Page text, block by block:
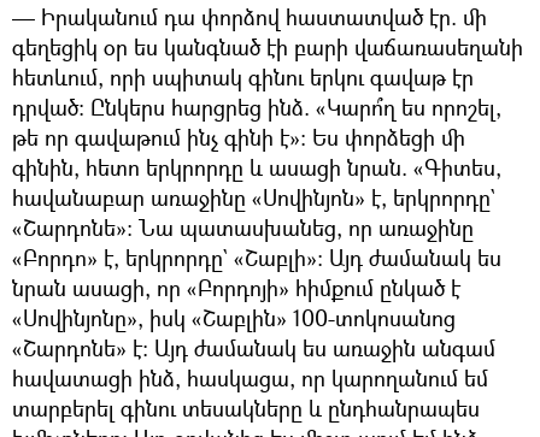
— Իրականում դա փորձով հաստատված էր. մի
գեղեցիկ օր ես կանգնած էի բարի վաճառասեղանի
հետևում, որի սպիտակ գինու երկու գավաթ էր
դրված։ Ընկերս հարցրեց ինձ. «Կարո՞ղ ես որոշել,
թե որ գավաթում ինչ գինի է»։ Ես փորձեցի մի
գինին, հետո երկրորդը և ասացի նրան. «Գիտես,
հավանաբար առաջինը «Սովինյոն» է, երկրորդը`
«Շարդոնե»։ Նա պատասխանեց, որ առաջինը
«Բորդո» է, երկրորդը` «Շաբլի»։ Այդ ժամանակ ես
նրան ասացի, որ «Բորդոյի» հիմքում ընկած է
«Սովինյոնը», իսկ «Շաբլին» 100-տոկոսանոց
«Շարդոնե» է։ Այդ ժամանակ ես առաջին անգամ
հավատացի ինձ, հասկացա, որ կարողանում եմ
տարբերել գինու տեսակները և ընդհանրապես